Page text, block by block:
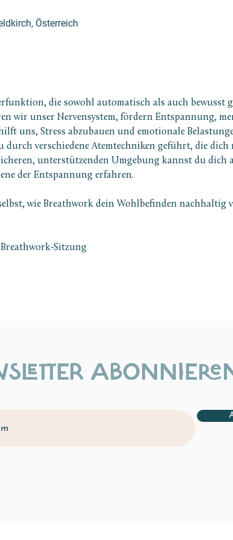
Österreich
die sowohl automatisch als auch bewusst
wir unser Nervensystem, fördern Entspannung,
uns, Stress abzubauen und emotionale
verschiedene Atemtechniken geführt, die dich
unterstützenden Umgebung kannst du dich
der Entspannung erfahren.
wie Breathwork dein Wohlbefinden nachhaltig
Sitzung